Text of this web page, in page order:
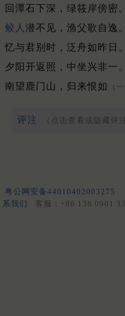
回潭石下深，绿筱岸傍密。
鲛人 潜不见，渔父歌自逸。
忆与君别时，泛舟如昨日。
夕阳开返照，中坐兴非一。
南望鹿门山，归来恨如
（
评注 （点击查看或隐藏评
粤公网安备44010402003275
系我们
客服：+86 136 0901